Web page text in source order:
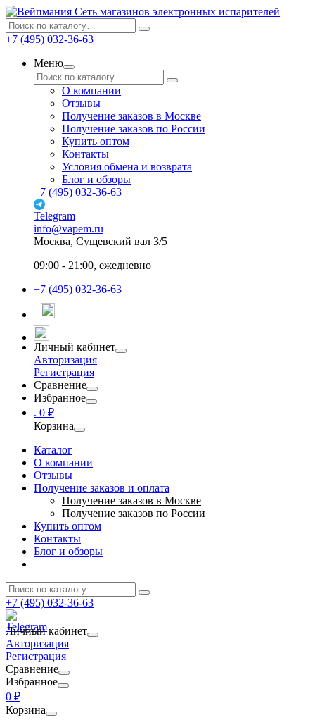
Сеть магазинов электронных испарителей
+7 (495) 032-36-63
Меню
О компании
Отзывы
Получение заказов в Москве
Получение заказов по России
Купить оптом
Контакты
Условия обмена и возврата
Блог и обзоры
+7 (495) 032-36-63
Telegram
info@vapem.ru
Москва, Сущевский вал 3/5
09:00 - 21:00, ежедневно
+7 (495) 032-36-63
Личный кабинет
Авторизация
Регистрация
Сравнение
Избранное
. 0 ₽
Корзина
Каталог
О компании
Отзывы
Получение заказов и оплата
Получение заказов в Москве
Получение заказов по России
Купить оптом
Контакты
Блог и обзоры
+7 (495) 032-36-63
Личный кабинет
Авторизация
Регистрация
Сравнение
Избранное
0 ₽
Корзина